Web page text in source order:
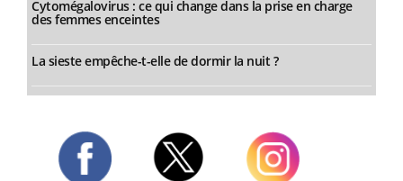
Cytomégalovirus : ce qui change dans la prise en charge
des femmes enceintes
La sieste empêche-t-elle de dormir la nuit ?